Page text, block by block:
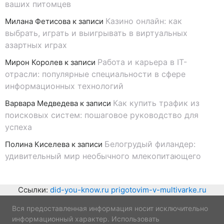
ваших питомцев
Милана Фетисова к записи Казино онлайн: как
выбрать, играть и выигрывать в виртуальных
азартных играх
Мирон Королев к записи Работа и карьера в IT-
отрасли: популярные специальности в сфере
информационных технологий
Варвара Медведева к записи Как купить трафик из
поисковых систем: пошаговое руководство для
успеха
Полина Киселева к записи Белогрудый филандер:
удивительный мир необычного млекопитающего
Ссылки: did-you-know.ru prigotovim-v-multivarke.ru
Вся предоставленная информация носит исключительно
информационный характер. Использовать